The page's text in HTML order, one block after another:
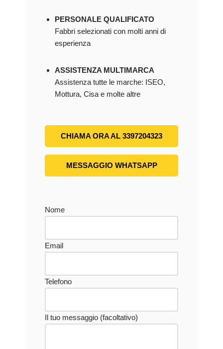
PERSONALE QUALIFICATO
Fabbri selezionati con molti anni di
esperienza
ASSISTENZA MULTIMARCA
Assistenza tutte le marche: ISEO,
Mottura, Cisa e molte altre
CHIAMA ORA AL 3397204323
MESSAGGIO WHATSAPP
Nome
Email
Telefono
Il tuo messaggio (facoltativo)